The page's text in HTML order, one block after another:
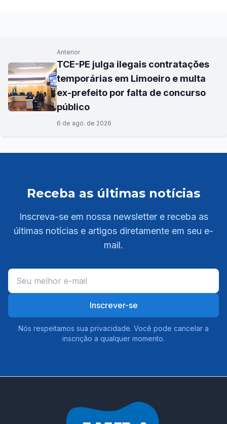
Anterior
TCE-PE julga ilegais contratações
temporárias em Limoeiro e multa
ex-prefeito por falta de concurso
público
6 de ago. de 2026
Receba as últimas notícias
Inscreva-se em nossa newsletter e receba as
últimas notícias e artigos diretamente em seu e-
mail.
Inscrever-se
Nós respeitamos sua privacidade. Você pode cancelar a
inscrição a qualquer momento.